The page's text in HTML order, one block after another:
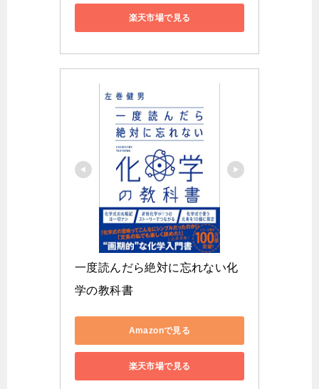
楽天市場で見る
一度読んだら絶対に忘れない化
学の教科書
Amazonで見る
楽天市場で見る